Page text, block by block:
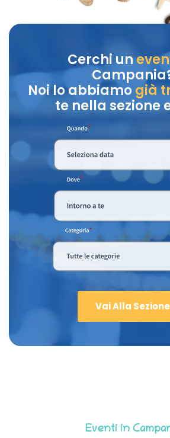
Cerchi un
Noi lo abbiamo già
te nella sezione
Vai Alla Sezione
Eventi in